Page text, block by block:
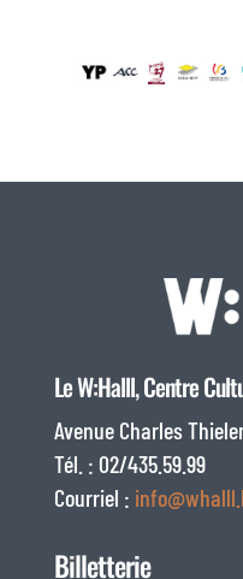
Le W:Halll, Centre
Avenue Charles
Tél. : 02/435.59.99
Courriel :
Billetterie